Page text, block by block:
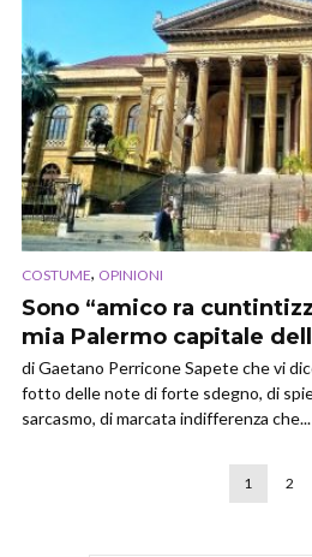
COSTUME, OPINIONI
Sono “amico ra
mia Palermo capitale
di Gaetano Perricone Sapete che vi
fotto delle note di forte sdegno, di
sarcasmo, di marcata indifferenza che...
1 2